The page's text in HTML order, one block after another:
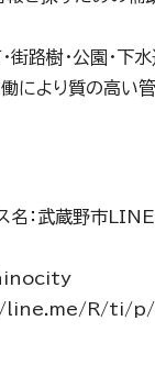
・街路樹・公園
により質の高い管
名：武蔵野市
line.me/R/